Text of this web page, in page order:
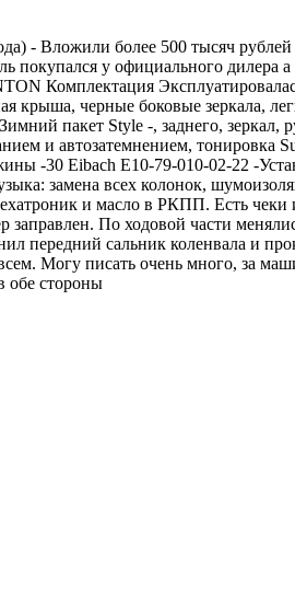
- Вложили более 500 тысяч
покупался у официального
Комплектация
крыша, черные боковые зеркала,
пакет Stylе -, заднего,
и автозатемнением,
-30 Eibach E10-79-010-02-22 -
замена всех колонок,
и масло в РКПП. Есть чеки
По ходовой части
передний сальник коленвала и
Могу писать очень много, за
обе стороны